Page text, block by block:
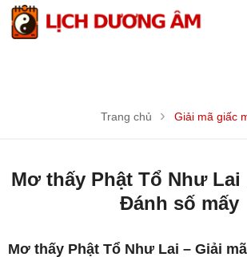
Trang chủ Giải mã giấc
Mơ thấy Phật Tổ Như
Đánh số mấy
Mơ thấy Phật Tổ Như Lai – Giải